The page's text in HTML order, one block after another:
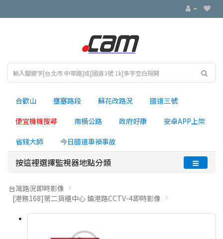
合歡山 壅塞路段 蘇花改路況 國道三號
便宜機機搜尋 南横公路 政府好康 安卓APP上架
省錢大師 今日國道車禍事故
按這裡選擇監視器地點分類
台灣路況即時影像
[港務168]第二貨櫃中心 鎮港路CCTV-4即時影像